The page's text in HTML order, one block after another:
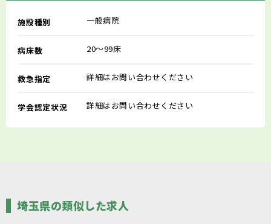
施設種別 一般病院
病床数 20～99床
救急指定 詳細はお問い合わせください
学会認定状況 詳細はお問い合わせください
埼玉県の類似した求人